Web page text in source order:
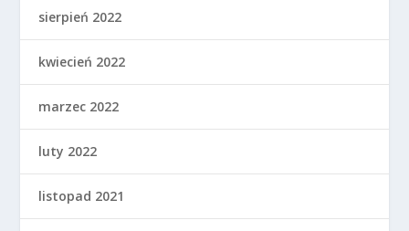
sierpień 2022
kwiecień 2022
marzec 2022
luty 2022
listopad 2021